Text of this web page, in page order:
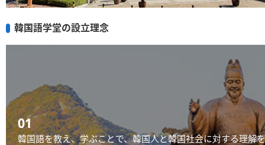
韓国語学堂の設立理念
01
韓国語を教え、学ぶことで、韓国人と韓国社会に対する理解を